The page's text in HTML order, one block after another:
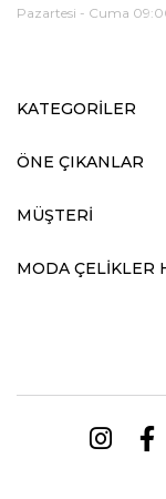
Pazartesi - Cuma
KATEGORİLER
ÖNE ÇIKANLAR
MÜŞTERİ
MODA ÇELİKLER